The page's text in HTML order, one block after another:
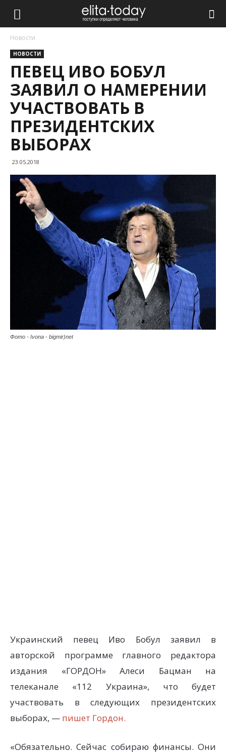
Новости
НОВОСТИ
ПЕВЕЦ ИВО БОБУЛ
ЗАЯВИЛ О НАМЕРЕНИИ
УЧАСТВОВАТЬ В
ПРЕЗИДЕНТСКИХ
ВЫБОРАХ
23.05.2018
Фото - Ivona - bigmir)net
Украинский певец Иво Бобул заявил в
авторской программе главного редактора
издания «ГОРДОН» Алеси Бацман на
телеканале «112 Украина», что будет
участвовать в следующих президентских
выборах, — пишет Гордон.
«Обязательно. Сейчас собираю финансы. Они